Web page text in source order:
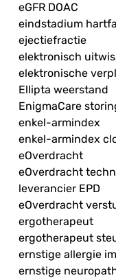
eGFR DOAC
eindstadium
ejectiefractie
elektronisch
elektronische
Ellipta weerstand
EnigmaCare
enkel-armindex
enkel-armindex
eOverdracht
eOverdracht
leverancier EPD
eOverdracht
ergotherapeut
ergotherapeut
ernstige allergie
ernstige